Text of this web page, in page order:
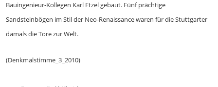
Bauingenieur-Kollegen Karl Etzel gebaut. Fünf prächtige
Sandsteinbögen im Stil der Neo-Renaissance waren für die Stuttgarter
damals die Tore zur Welt.
(Denkmalstimme_3_2010)